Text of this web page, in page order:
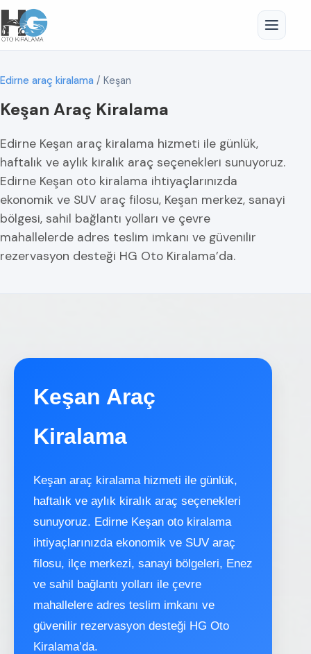
Edirne araç kiralama / Keşan
Keşan Araç Kiralama
Edirne Keşan araç kiralama hizmeti ile günlük,
haftalık ve aylık kiralık araç seçenekleri sunuyoruz.
Edirne Keşan oto kiralama ihtiyaçlarınızda
ekonomik ve SUV araç filosu, Keşan merkez, sanayi
bölgesi, sahil bağlantı yolları ve çevre
mahallelerde adres teslim imkanı ve güvenilir
rezervasyon desteği HG Oto Kiralama’da.
Keşan Araç
Kiralama
Keşan araç kiralama hizmeti ile günlük,
haftalık ve aylık kiralık araç seçenekleri
sunuyoruz. Edirne Keşan oto kiralama
ihtiyaçlarınızda ekonomik ve SUV araç
filosu, ilçe merkezi, sanayi bölgeleri, Enez
ve sahil bağlantı yolları ile çevre
mahallelere adres teslim imkanı ve
güvenilir rezervasyon desteği HG Oto
Kiralama’da.